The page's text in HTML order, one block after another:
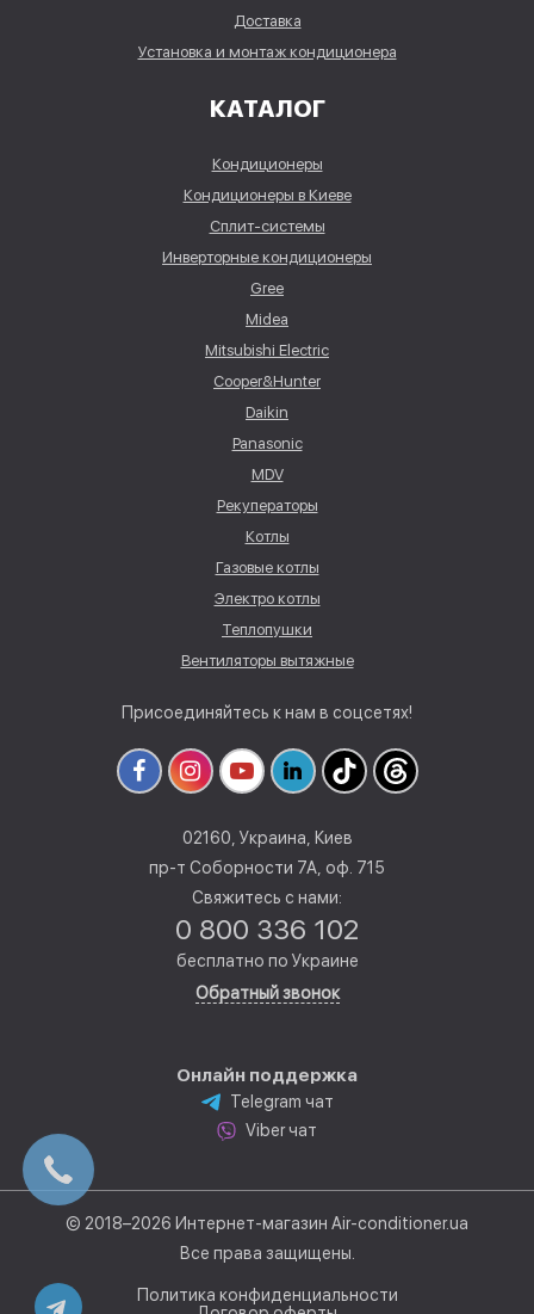
Доставка
Установка и монтаж кондиционера
КАТАЛОГ
Кондиционеры
Кондиционеры в Киеве
Сплит-системы
Инверторные кондиционеры
Gree
Midea
Mitsubishi Electric
Cooper&Hunter
Daikin
Panasonic
MDV
Рекуператоры
Котлы
Газовые котлы
Электро котлы
Теплопушки
Вентиляторы вытяжные
Присоединяйтесь к нам в соцсетях!
02160, Украина, Киев
пр-т Соборности 7А, оф. 715
Свяжитесь с нами:
0 800 336 102
бесплатно по Украине
Обратный звонок
Онлайн поддержка
Telegram чат
Viber чат
© 2018–2026 Интернет-магазин Air-conditioner.ua
Все права защищены.
Политика конфиденциальности